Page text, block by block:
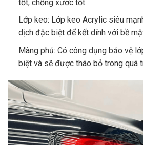
tốt, chống xước tốt.
Lớp keo: Lớp keo Acrylic siêu
dịch đặc biệt để kết dính với bề
Màng phủ: Có công dụng bảo vệ
biệt và sẽ được tháo bỏ trong quá